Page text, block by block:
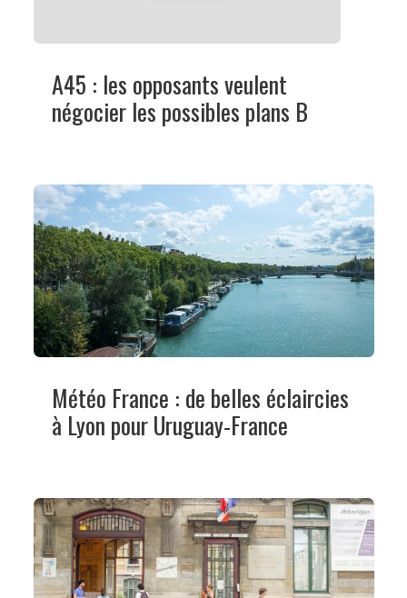
A45 : les opposants veulent
négocier les possibles plans B
Météo France : de belles éclaircies
à Lyon pour Uruguay-France